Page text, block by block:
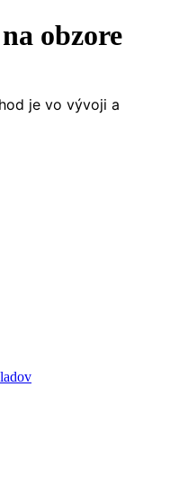
obzore
je vo vývoji a